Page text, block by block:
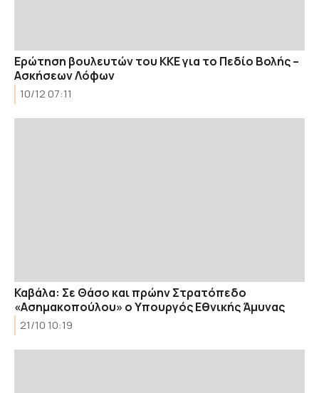
Ερώτηση βουλευτών του ΚΚΕ για το Πεδίο Βολής –
Ασκήσεων Λόφων
10/12 07:11
Καβάλα: Σε Θάσο και πρώην Στρατόπεδο
«Ασημακοπούλου» ο Υπουργός Εθνικής Άμυνας
21/10 10:19